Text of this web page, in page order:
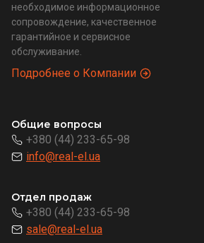
необходимое информационное
сопровождение, качественное
гарантийное и сервисное
обслуживание.
Подробнее о Компании
Общие вопросы
+380 (44) 233-65-98
info@real-el.ua
Отдел продаж
+380 (44) 233-65-98
sale@real-el.ua